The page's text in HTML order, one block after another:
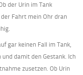
der Urin im Tank
Fahrt mein Ohr dran
gar keinen Fall im Tank,
damit den Gestank. Ich
zusetzen. Ob Urin